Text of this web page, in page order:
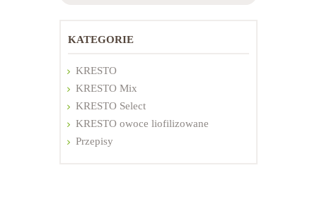
KATEGORIE
KRESTO
KRESTO Mix
KRESTO Select
KRESTO owoce liofilizowane
Przepisy